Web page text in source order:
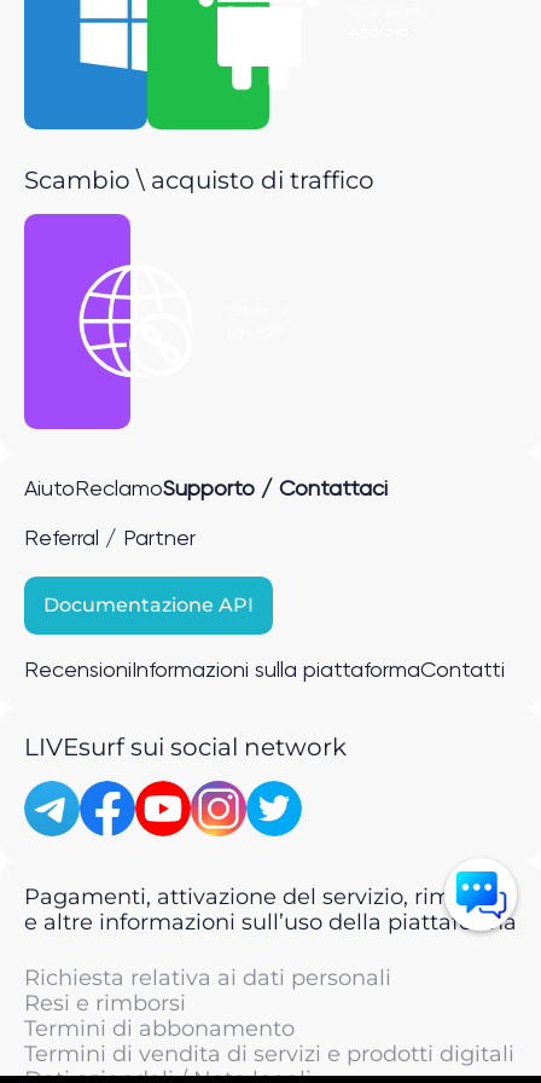
Scarica per
Scambio \ acquisto di traffico
Aiuto ReclamoSupporto / Contattaci
Referral / Partner
Documentazione API
Recensioni Informazioni sulla piattaformaContatti
LIVEsurf sui social network
Pagamenti, attivazione del servizio, rimborsi
e altre informazioni sull’uso della piattaforma
Richiesta relativa ai dati personali
Resi e rimborsi
Termini di abbonamento
Termini di vendita di servizi e prodotti digitali